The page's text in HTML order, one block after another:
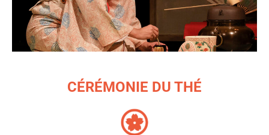
CÉRÉMONIE DU THÉ